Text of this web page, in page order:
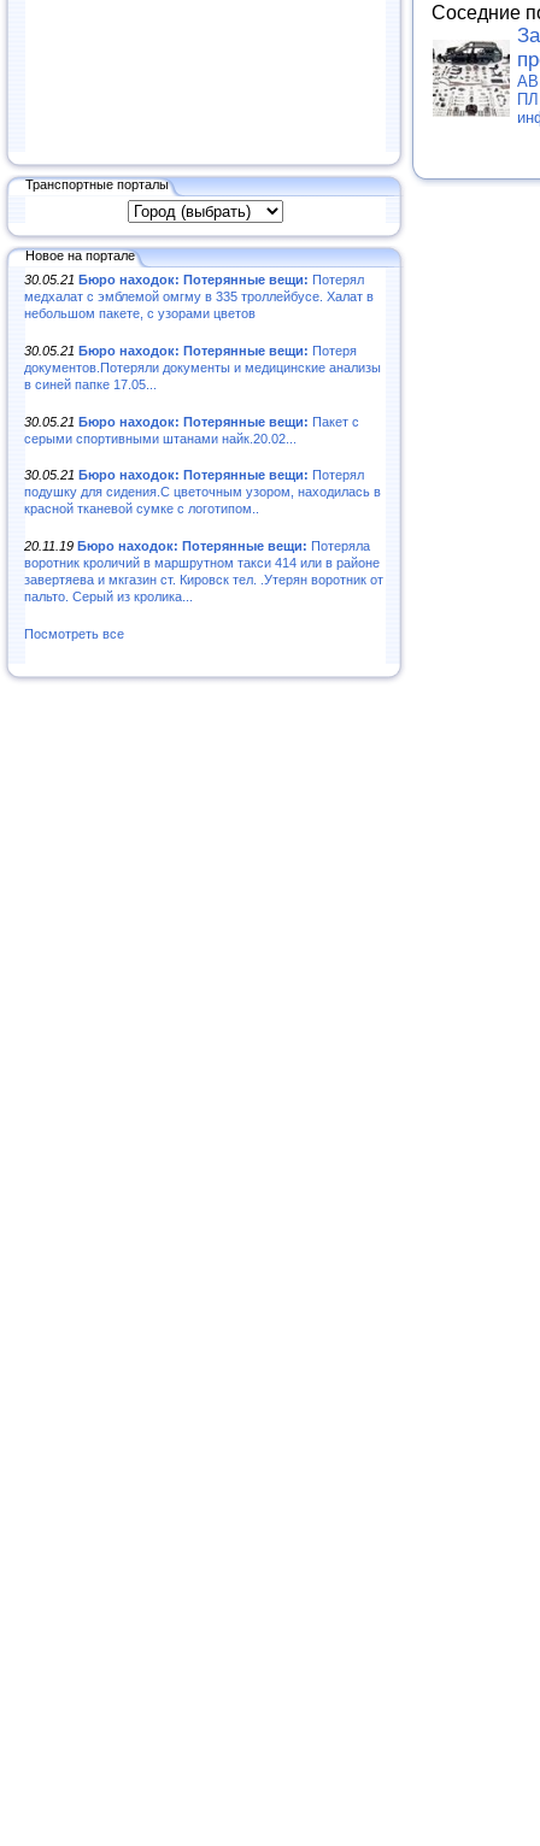
Транспортные порталы
Новое на портале
30.05.21 Бюро находок: Потерянные вещи: Потерял
медхалат с эмблемой омгму в 335 троллейбусе. Халат в
небольшом пакете, с узорами цветов
30.05.21 Бюро находок: Потерянные вещи: Потеря
документов.Потеряли документы и медицинские анализы
в синей папке 17.05...
30.05.21 Бюро находок: Потерянные вещи: Пакет с
серыми спортивными штанами найк.20.02...
30.05.21 Бюро находок: Потерянные вещи: Потерял
подушку для сидения.С цветочным узором, находилась в
красной тканевой сумке с логотипом..
20.11.19 Бюро находок: Потерянные вещи: Потеряла
воротник кроличий в маршрутном такси 414 или в районе
завертяева и мкгазин ст. Кировск тел. .Утерян воротник от
пальто. Серый из кролика...
Посмотреть все
Соседние